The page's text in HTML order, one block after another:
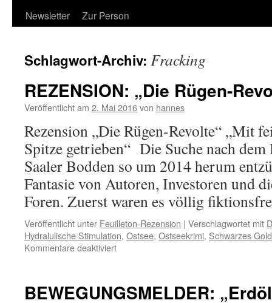
Newsletter
Zur Person
Schlagwort-Archiv: Fracking
REZENSION: „Die Rügen-
Veröffentlicht am 2. Mai 2016von hannes
Rezension „Die Rügen-Revolte“ „Mit
Spitze getrieben“ Die Suche nach
Saaler Bodden so um 2014 herum
Fantasie von Autoren, Investoren und
Foren. Zuerst waren es völlig
Veröffentlicht unter Feuilleton-Rezension | Verschlagwortet mit
Hydralulische Stimulation, Ostsee, Ostseekrimi, Schwarzes Gold
Kommentare deaktiviertfür
Revolte“
BEWEGUNGSMELDER: